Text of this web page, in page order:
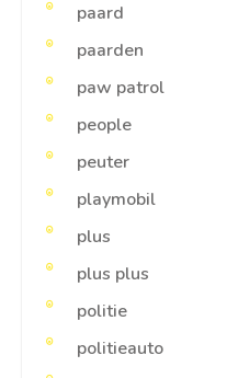
paard
paarden
paw patrol
people
peuter
playmobil
plus
plus plus
politie
politieauto